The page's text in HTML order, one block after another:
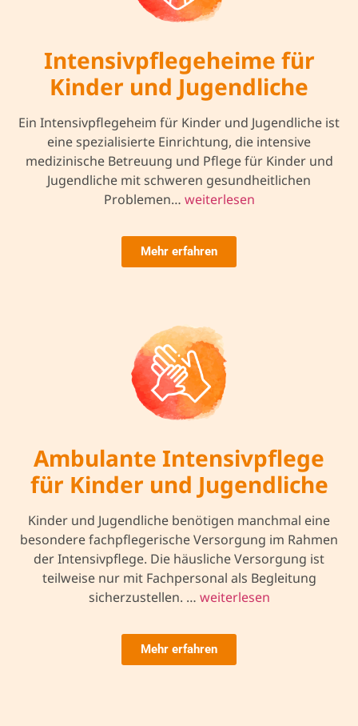
Intensivpflegeheime für
Kinder und Jugendliche
Ein Intensivpflegeheim für Kinder und Jugendliche ist
eine spezialisierte Einrichtung, die intensive
medizinische Betreuung und Pflege für Kinder und
Jugendliche mit schweren gesundheitlichen
Problemen… weiterlesen
Mehr erfahren
Ambulante Intensivpflege
für Kinder und Jugendliche
Kinder und Jugendliche benötigen manchmal eine
besondere fachpflegerische Versorgung im Rahmen
der Intensivpflege. Die häusliche Versorgung ist
teilweise nur mit Fachpersonal als Begleitung
sicherzustellen. … weiterlesen
Mehr erfahren